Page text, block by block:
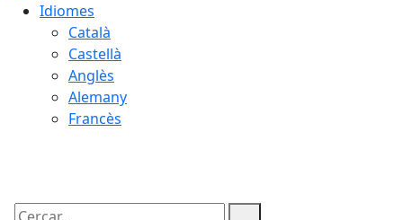
Idiomes
Català
Castellà
Anglès
Alemany
Francès